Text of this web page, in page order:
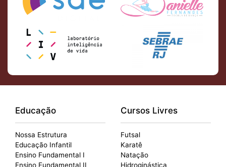
Educação
Nossa Estrutura
Educação Infantil
Ensino Fundamental I
Ensino Fundamental II
Cursos Livres
Futsal
Karatê
Natação
Hidroginástica